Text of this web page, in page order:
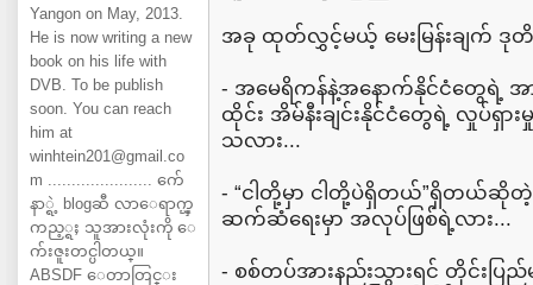
Yangon on May, 2013.
He is now writing a new
book on his life with
DVB. To be publish
soon. You can reach
him at
winhtein201@gmail.co
m ...................... က်ေ
နာ္ရဲ့ blogဆီ လာေရာက္ၾ
ကည့္ရႈ သူအားလုံးကို ေ
က်းဇူးတင္ပါတယ္။
ABSDF ေတာတြင္း
အခု ထုတ်လွှင့်မယ့် မေးမြန်းချက် ဒုတိ
- အမေရိကန်နဲ့အနောက်နိုင်ငံတွေရဲ့
ထိုင်း အိမ်နီးချင်းနိုင်ငံတွေရဲ့ လှုပ်ရှား
သလား...
- “ငါတို့မှာ ငါတို့ပဲရှိတယ်”ရှိတယ်
ဆက်ဆံရေးမှာ အလုပ်ဖြစ်ရဲ့လား...
- စစ်တပ်အားနည်းသွားရင် တိုင်းပ